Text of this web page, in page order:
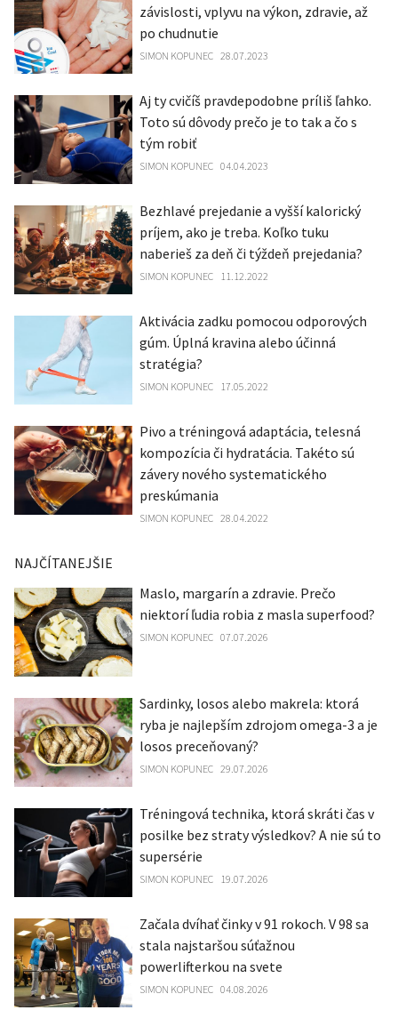
závislosti, vplyvu na výkon, zdravie, až
po chudnutie
SIMON KOPUNEC 28.07.2023
Aj ty cvičíš pravdepodobne príliš ľahko.
Toto sú dôvody prečo je to tak a čo s
tým robiť
SIMON KOPUNEC 04.04.2023
Bezhlavé prejedanie a vyšší kalorický
príjem, ako je treba. Koľko tuku
naberieš za deň či týždeň prejedania?
SIMON KOPUNEC 11.12.2022
Aktivácia zadku pomocou odporových
gúm. Úplná kravina alebo účinná
stratégia?
SIMON KOPUNEC 17.05.2022
Pivo a tréningová adaptácia, telesná
kompozícia či hydratácia. Takéto sú
závery nového systematického
preskúmania
SIMON KOPUNEC 28.04.2022
NAJČÍTANEJŠIE
Maslo, margarín a zdravie. Prečo
niektorí ľudia robia z masla superfood?
SIMON KOPUNEC 07.07.2026
Sardinky, losos alebo makrela: ktorá
ryba je najlepším zdrojom omega-3 a je
losos preceňovaný?
SIMON KOPUNEC 29.07.2026
Tréningová technika, ktorá skráti čas v
posilke bez straty výsledkov? A nie sú to
supersérie
SIMON KOPUNEC 19.07.2026
Začala dvíhať činky v 91 rokoch. V 98 sa
stala najstaršou súťažnou
powerlifterkou na svete
SIMON KOPUNEC 04.08.2026